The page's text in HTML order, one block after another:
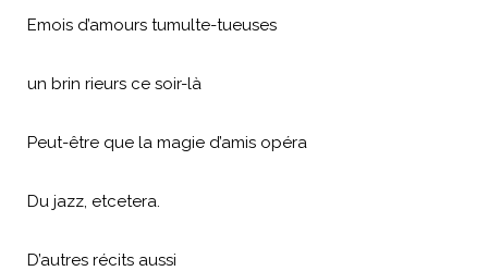
Emois d’amours tumulte-tueuses
un brin rieurs ce soir-là
Peut-être que la magie d’amis opéra
Du jazz, etcetera.
D’autres récits aussi